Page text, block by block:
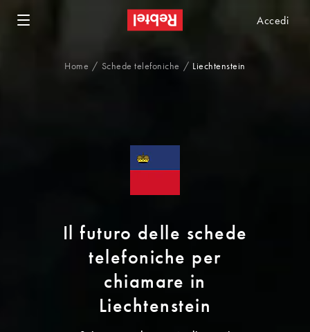
Home Schede telefoniche Liechtenstein
Accedi
Il futuro delle schede
telefoniche per
chiamare in
Liechtenstein